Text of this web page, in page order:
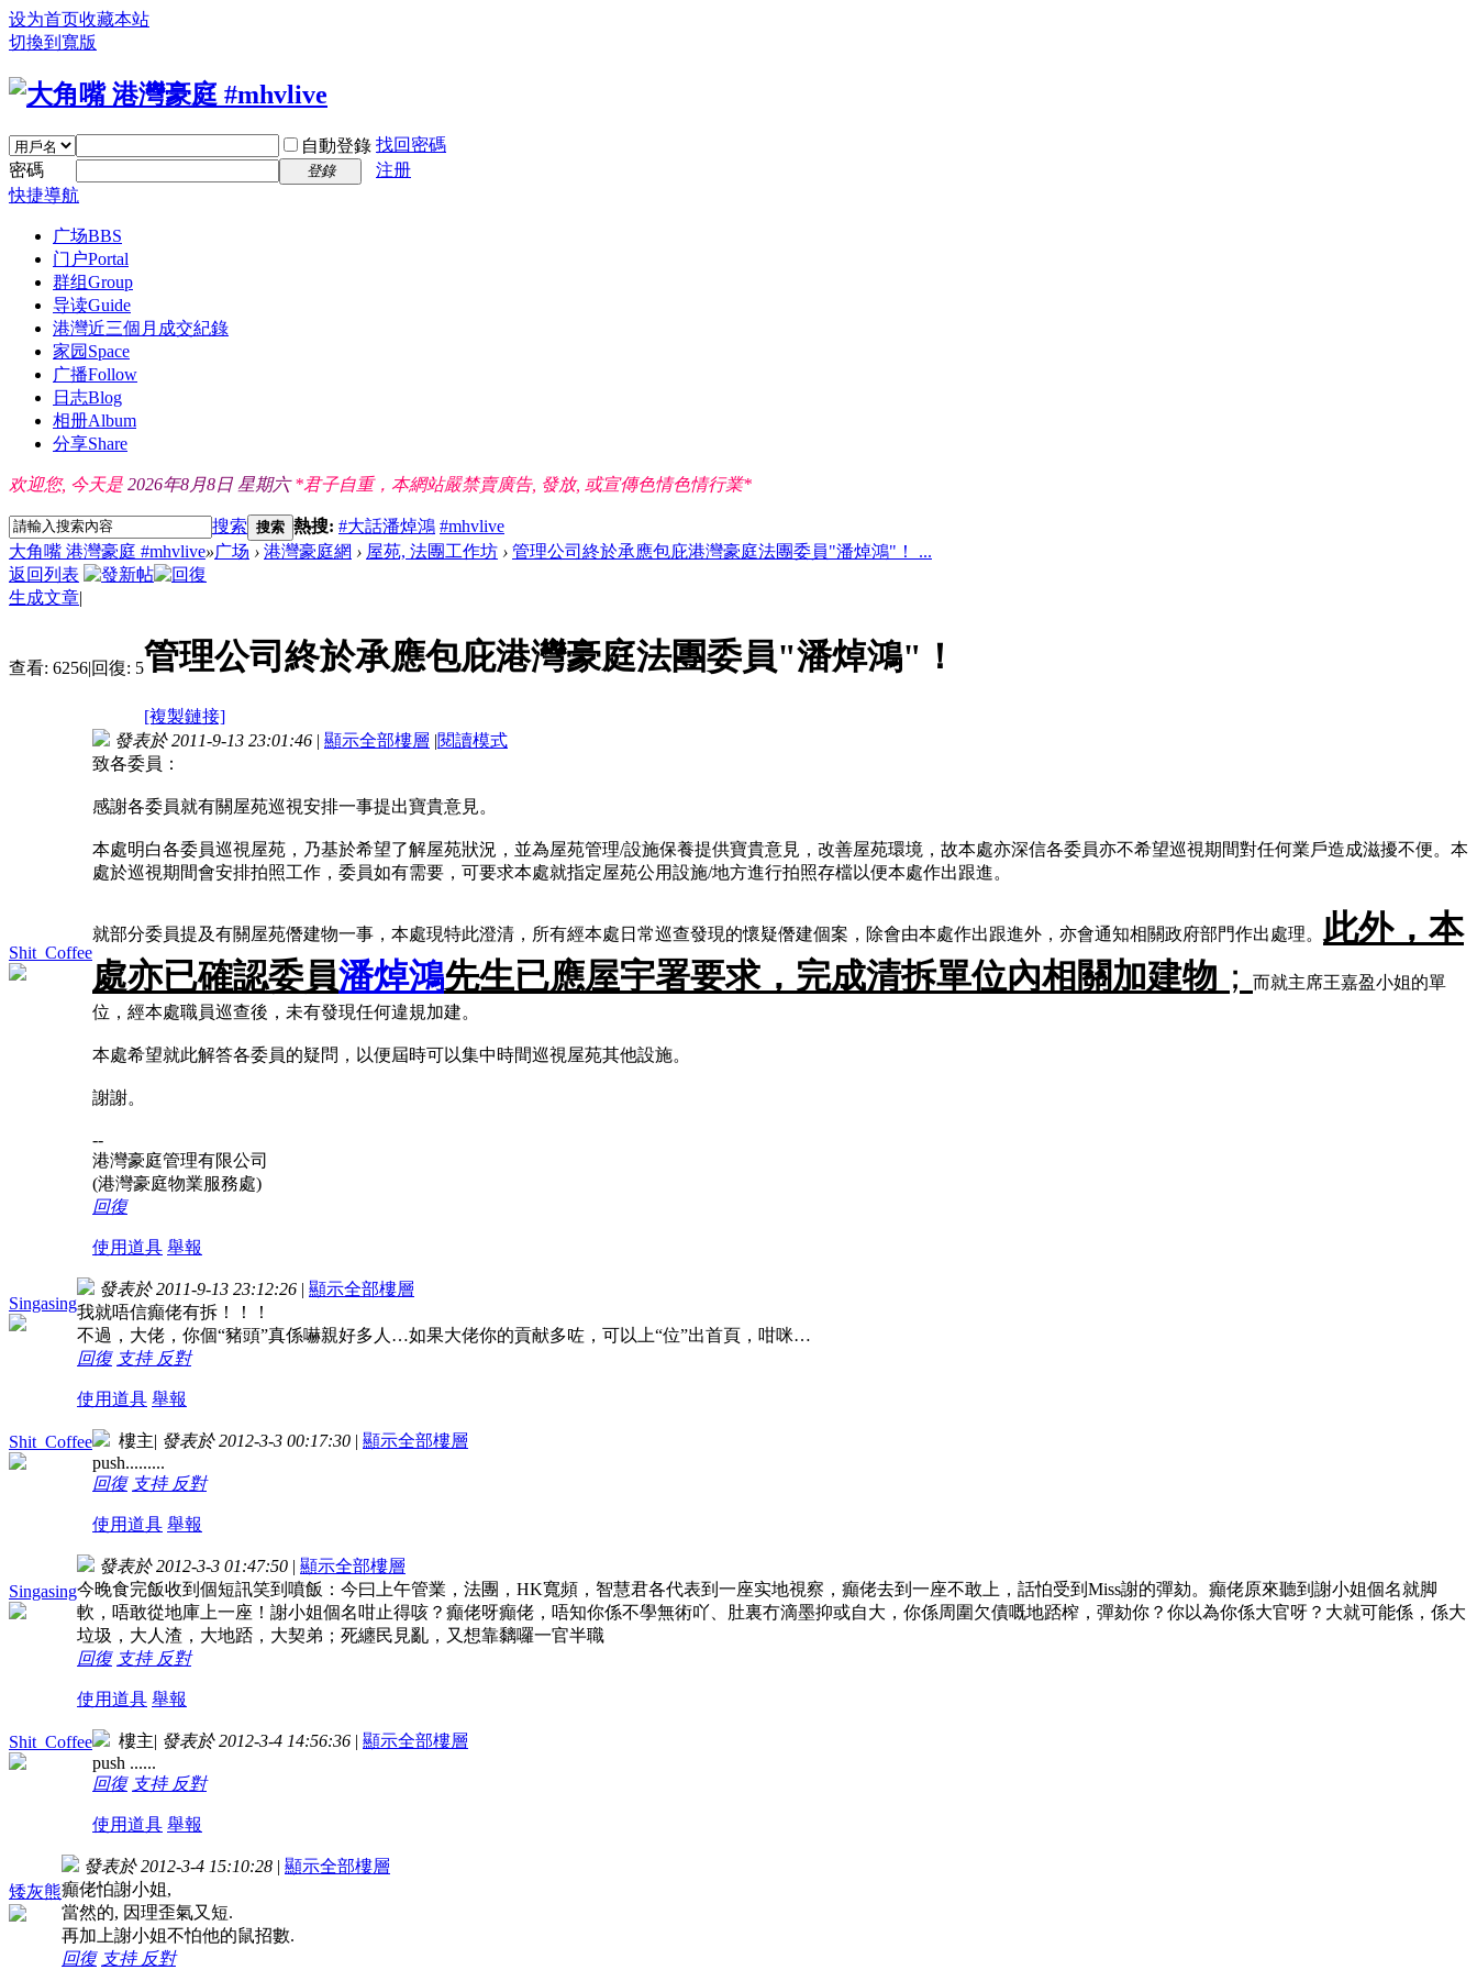
设为首页收藏本站
切換到寬版
自動登錄 找回密碼
密碼
登錄
注册
快捷導航
广场BBS
门户Portal
群组Group
导读Guide
港灣近三個月成交紀錄
家园 Space
广播Follow
日志Blog
相册Album
分享Share
欢迎您, 今天是 2026年8月8日 星期六*君子自重，本網站嚴禁賣廣告, 發放, 或宣傳色情色情行業*
搜索 搜索 熱搜: #大話潘焯鴻 #mhvlive
大角嘴 港灣豪庭 #mhvlive»广场 › 港灣豪庭網 › 屋苑, 法團工作坊 › 管理公司終於承應包庇港灣豪庭法團委員"潘焯鴻"！ ...
返回列表
生成文章|
查看: 6256|回復: 5管理公司終於承應包庇港灣豪庭法團委員"潘焯鴻"！
[複製鏈接]
Shit_Coffee
發表於 2011-9-13 23:01:46 | 顯示全部樓層 |閱讀模式
致各委員：
感謝各委員就有關屋苑巡視安排一事提出寶貴意見。
本處明白各委員巡視屋苑，乃基於希望了解屋苑狀況，並為屋苑管理/設施保養提供寶貴意見，改善屋苑環境，故本處亦深信各委員亦不希望巡視期間對任何業戶造成滋擾不便。本
處於巡視期間會安排拍照工作，委員如有需要，可要求本處就指定屋苑公用設施/地方進行拍照存檔以便本處作出跟進。
就部分委員提及有關屋苑僭建物一事，本處現特此澄清，所有經本處日常巡查發現的懷疑僭建個案，除會由本處作出跟進外，亦會通知相關政府部門作出處理。
此外，本
處亦已確認委員潘焯鴻先生已應屋宇署要求，完成清拆單位內相關加建物 ；
而就主席王嘉盈小姐的單
位，經本處職員巡查後，未有發現任何違規加建。
本處希望就此解答各委員的疑問，以便屆時可以集中時間巡視屋苑其他設施。
謝謝。
--
港灣豪庭管理有限公司
(港灣豪庭物業服務處)
回復
使用道具 舉報
Singasing
發表於 2011-9-13 23:12:26 | 顯示全部樓層
我就唔信癲佬有拆！！！
不過，大佬，你個“豬頭”真係嚇親好多人…如果大佬你的貢献多咗，可以上“位”出首頁，咁咪…
回復 支持 反對
使用道具 舉報
Shit_Coffee 樓主| 發表於 2012-3-3 00:17:30 | 顯示全部樓層
push.........
回復 支持 反對
使用道具 舉報
Singasing
發表於 2012-3-3 01:47:50 | 顯示全部樓層
今晚食完飯收到個短訊笑到噴飯：今曰上午管業，法團，HK寬頻，智慧君各代表到一座实地視察，癲佬去到一座不敢上，話怕受到Miss謝的彈劾。 癲佬原來聽到謝小姐個名就脚
軟，唔敢從地庫上一座！謝小姐個名咁止得咳？癲佬呀癲佬，唔知你係不學無術吖、肚裏冇滴墨抑或自大，你係周圍欠債嘅地踎榨，彈劾你？你以為你係大官呀？大就可能係，係大
垃圾，大人渣，大地踎，大契弟；死纏民見亂，又想靠黐囉一官半職
回復 支持 反對
使用道具 舉報
Shit_Coffee 樓主| 發表於 2012-3-4 14:56:36 | 顯示全部樓層
push ......
回復 支持 反對
使用道具 舉報
矮灰熊
發表於 2012-3-4 15:10:28 | 顯示全部樓層
癲佬怕謝小姐,
當然的, 因理歪氣又短.
再加上謝小姐不怕他的鼠招數.
回復 支持 反對